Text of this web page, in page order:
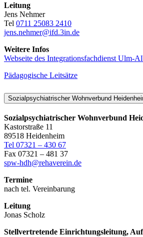
Leitung
Jens Nehmer
Tel 0711 25083 2410
jens.nehmer@ifd.3in.de
Weitere Infos
Webseite des Integrationsfachdienst Ulm-
Pädagogische Leitsätze
Sozialpsychiatrischer Wohnverbund
Sozialpsychiatrischer Wohnverbund
Kastorstraße 11
89518 Heidenheim
Tel 07321 – 430 67
Fax 07321 – 481 37
spw-hdh@rehaverein.de
Termine
nach tel. Vereinbarung
Leitung
Jonas Scholz
Stellvertretende Einrichtungsleitung,